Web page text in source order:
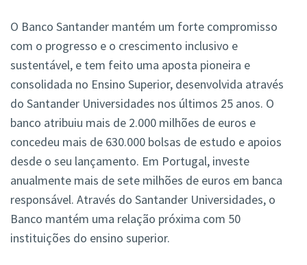
O Banco Santander mantém um forte compromisso
com o progresso e o crescimento inclusivo e
sustentável, e tem feito uma aposta pioneira e
consolidada no Ensino Superior, desenvolvida através
do Santander Universidades nos últimos 25 anos. O
banco atribuiu mais de 2.000 milhões de euros e
concedeu mais de 630.000 bolsas de estudo e apoios
desde o seu lançamento. Em Portugal, investe
anualmente mais de sete milhões de euros em banca
responsável. Através do Santander Universidades, o
Banco mantém uma relação próxima com 50
instituições do ensino superior.